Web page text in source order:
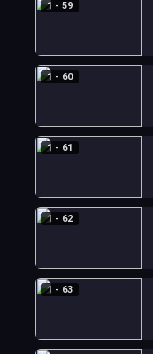
1 - 59
1 - 60
1 - 61
1 - 62
1 - 63